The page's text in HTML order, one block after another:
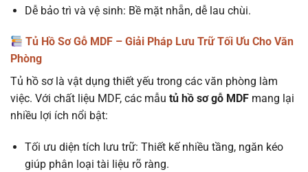
Dễ bảo trì và vệ sinh: Bề mặt nhẵn, dễ lau chùi.
Tủ Hồ Sơ Gỗ MDF – Giải Pháp Lưu Trữ Tối Ưu Cho Văn
Phòng
Tủ hồ sơ là vật dụng thiết yếu trong các văn phòng làm
việc. Với chất liệu MDF, các mẫu tủ hồ sơ gỗ MDF mang lại
nhiều lợi ích nổi bật:
Tối ưu diện tích lưu trữ: Thiết kế nhiều tầng, ngăn kéo
giúp phân loại tài liệu rõ ràng.